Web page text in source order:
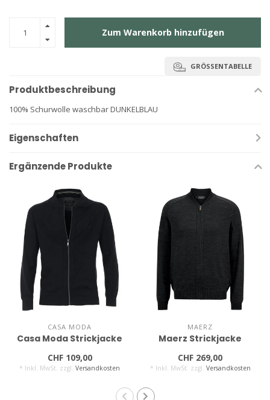
Zum Warenkorb hinzufügen
GRÖSSENTABELLE
Produktbeschreibung
100% Schurwolle waschbar DUNKELBLAU
Eigenschaften
Ergänzende Produkte
CASA MODA
Casa Moda Strickjacke
CHF 109,00
* Inkl. MwSt. zzgl.Versandkosten
MAERZ
Maerz Strickjacke
CHF 269,00
* Inkl. MwSt. zzgl. Versandkosten